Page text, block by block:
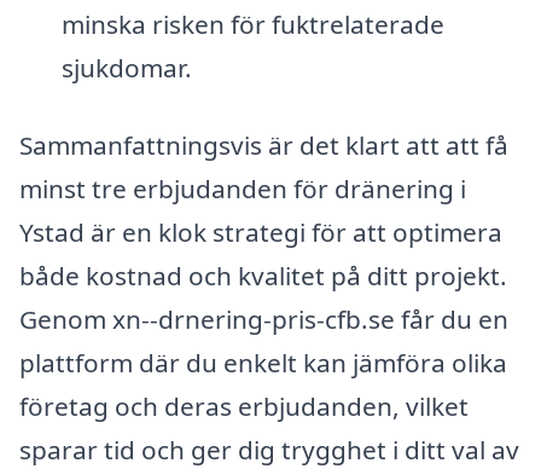
minska risken för fuktrelaterade
sjukdomar.
Sammanfattningsvis är det klart att att få
minst tre erbjudanden för dränering i
Ystad är en klok strategi för att optimera
både kostnad och kvalitet på ditt projekt.
Genom xn--drnering-pris-cfb.se får du en
plattform där du enkelt kan jämföra olika
företag och deras erbjudanden, vilket
sparar tid och ger dig trygghet i ditt val av